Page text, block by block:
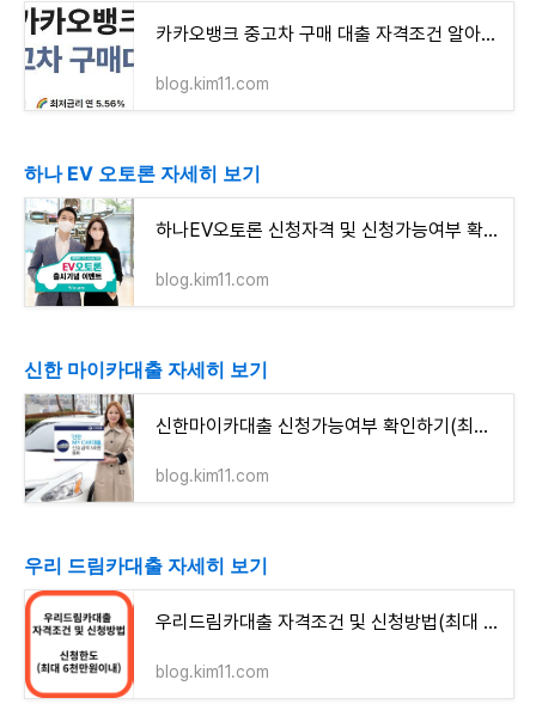
카카오뱅크 중고차 구매 대출 자격조건 알아보고 신청하기(최대 4천만원까지)
blog.kim11.com
하나 EV 오토론 자세히 보기
하나EV오토론 신청자격 및 신청가능여부 확인하기(최대 6천만원까지)
blog.kim11.com
신한 마이카대출 자세히 보기
신한마이카대출 신청가능여부 확인하기(최대 6천만원까지)
blog.kim11.com
우리 드림카대출 자세히 보기
우리드림카대출 자격조건 및 신청방법(최대 6천만원이내)
blog.kim11.com